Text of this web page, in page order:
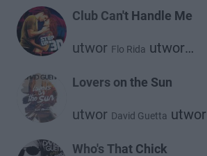
Club Can't Handle Me
utwor Flo Rida utwor
Lovers on the Sun
utwor David Guetta utwor
Who's That Chick